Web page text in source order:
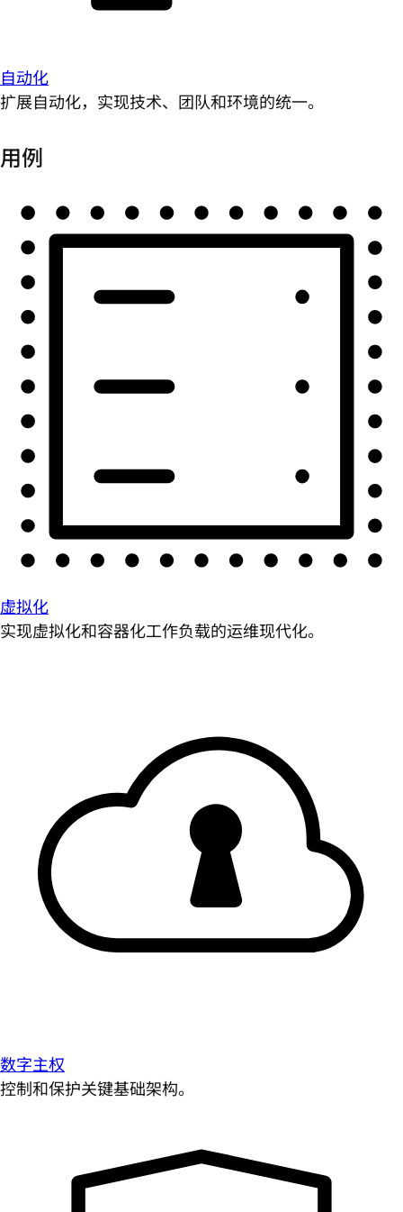
自动化
扩展自动化，实现技术、团队和环境的统一。
用例
虚拟化
实现虚拟化和容器化工作负载的运维现代化。
数字主权
控制和保护关键基础架构。